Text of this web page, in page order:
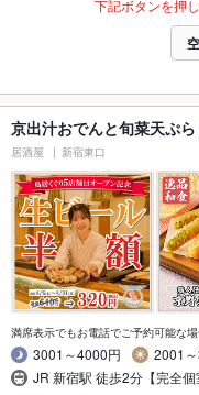
下記ボタンを押
京出汁おでんと旬菜天ぷ
居酒屋 新宿東口
満席表示でもお電話でご予約可能な
3001～4000円
2001
JR 新宿駅 徒歩2分【完全